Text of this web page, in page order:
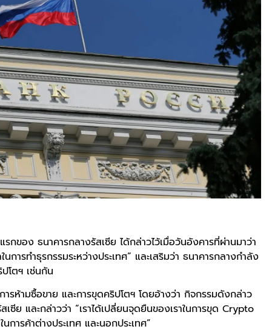
กของ ธนาคารกลางรัสเซีย ได้กล่าวไว้เมื่อวันอังคารที่ผ่านมาว่า
นการทำธุรกรรมระหว่างประเทศ” และเสริมว่า ธนาคารกลางกำลัง
โตฯ เช่นกัน
รห้ามซื้อขาย และการขุดคริปโตฯ โดยอ้างว่า กิจกรรมดังกล่าว
ซีย และกล่าวว่า “เราได้เปลี่ยนจุดยืนของเราในการขุด Crypto
ารค้าต่างประเทศ และนอกประเทศ”